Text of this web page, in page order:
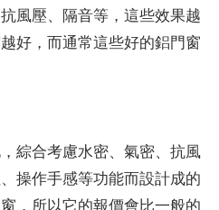
風壓、隔音等，這些效果越
好，而通常這些好的鋁門窗
綜合考慮水密、氣密、抗風
操作手感等功能而設計成的
，所以它的報價會比一般的